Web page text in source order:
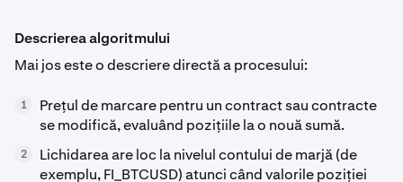
Descrierea algoritmului
Mai jos este o descriere directă a procesului:
1
Prețul de marcare pentru un contract sau contracte
se modifică, evaluând pozițiile la o nouă sumă.
2
Lichidarea are loc la nivelul contului de marjă (de
exemplu, FI_BTCUSD) atunci când valorile poziției